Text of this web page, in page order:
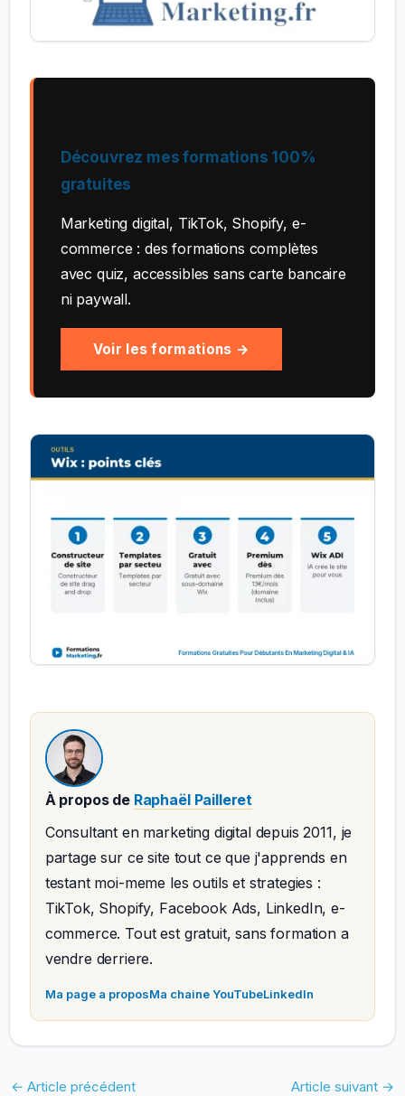
Découvrez mes formations 100%
gratuites
Marketing digital, TikTok, Shopify, e-
commerce : des formations complètes
avec quiz, accessibles sans carte bancaire
ni paywall.
Voir les formations →
À propos de Raphaël Pailleret
Consultant en marketing digital depuis 2011, je
partage sur ce site tout ce que j'apprends en
testant moi-meme les outils et strategies :
TikTok, Shopify, Facebook Ads, LinkedIn, e-
commerce. Tout est gratuit, sans formation a
vendre derriere.
Ma page a proposMa chaine YouTubeLinkedIn
← Article précédent Article suivant →